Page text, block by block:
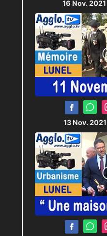
16 Nov. 2021
13 Nov. 2021